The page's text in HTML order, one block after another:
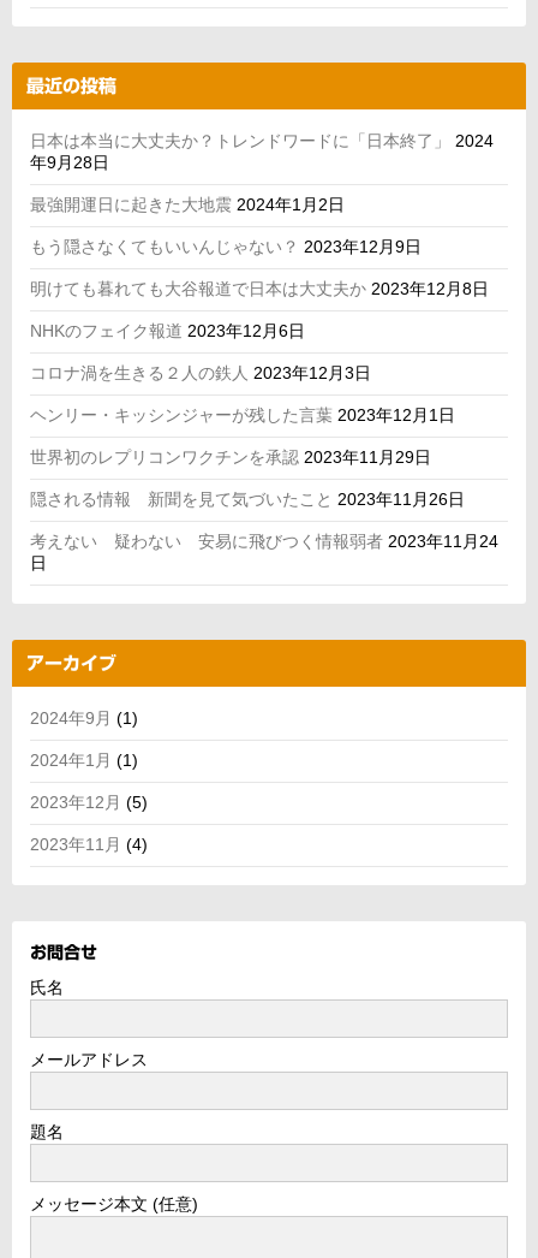
最近の投稿
日本は本当に大丈夫か？トレンドワードに「日本終了」
2024
年9月28日
最強開運日に起きた大地震 2024年1月2日
もう隠さなくてもいいんじゃない？ 2023年12月9日
明けても暮れても大谷報道で日本は大丈夫か 2023年12月8日
NHKのフェイク報道 2023年12月6日
コロナ渦を生きる２人の鉄人 2023年12月3日
ヘンリー・キッシンジャーが残した言葉 2023年12月1日
世界初のレプリコンワクチンを承認 2023年11月29日
隠される情報 新聞を見て気づいたこと 2023年11月26日
考えない 疑わない 安易に飛びつく情報弱者 2023年11月24
日
アーカイブ
2024年9月 (1)
2024年1月 (1)
2023年12月 (5)
2023年11月 (4)
お問合せ
氏名
メールアドレス
題名
メッセージ本文 (任意)